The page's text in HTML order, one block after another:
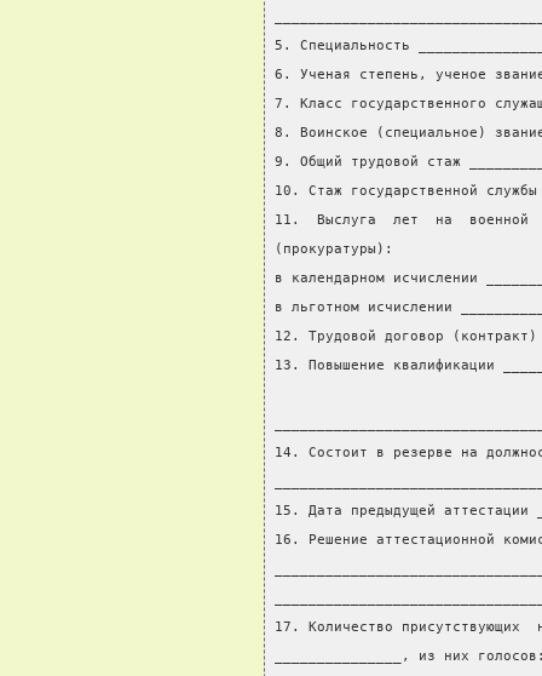
5. Специальность
6. Ученая степень, ученое звание
7. Класс государственного
8. Воинское (специальное)
9. Общий трудовой стаж
10. Стаж государственной службы
11.  Выслуга  лет  на  военной
(прокуратуры):
в календарном исчислении
в льготном исчислении
12. Трудовой договор (контракт)
13. Повышение квалификации
14. Состоит в резерве на
15. Дата предыдущей аттестации
16. Решение аттестационной
17. Количество присутствующих
_______________, из них